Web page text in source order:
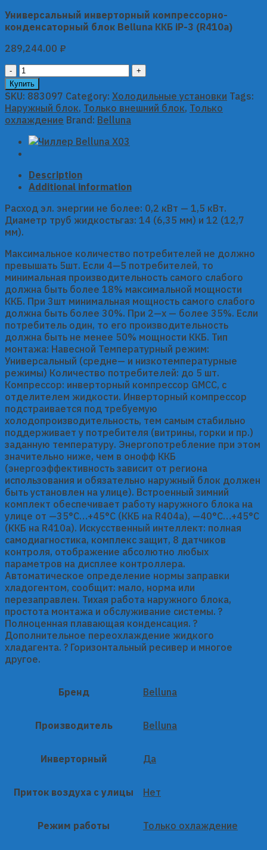
Универсальный инверторный компрессорно-
конденсаторный блок Belluna ККБ iP-3 (R410a)
289,244.00 ₽
Универсальный
инверторный
компрессорно-
конденсаторный
блок
Belluna
ККБ
iP-
(R410a)
quantity
Купить
SKU: 883097 Category: Холодильные установки Tags:
Наружный блок, Только внешний блок, Только
охлаждение Brand: Belluna
Description
Additional information
Расход эл. энергии не более: 0,2 кВт — 1,5 кВт.
Диаметр труб жидкостьгаз: 14 (6,35 мм) и 12 (12,7
мм).
Максимальное количество потребителей не должно
превышать 5шт. Если 4—5 потребителей, то
минимальная производительность самого слабого
должна быть более 18% максимальной мощности
ККБ. При 3шт минимальная мощность самого слабого
должна быть более 30%. При 2—х — более 35%. Если
потребитель один, то его производительность
должна быть не менее 50% мощности ККБ. Тип
монтажа: Навесной Температурный режим:
Универсальный (средне— и низкотемпературные
режимы) Количество потребителей: до 5 шт.
Компрессор: инверторный компрессор GMCC, с
отделителем жидкости. Инверторный компрессор
подстраивается под требуемую
холодопроизводительность, тем самым стабильно
поддерживает у потребителя (витрины, горки и пр.)
заданную температуру. Энергопотребление при этом
значительно ниже, чем в онофф ККБ
(энергоэффективность зависит от региона
использования и обязательно наружный блок должен
быть установлен на улице). Встроенный зимний
комплект обеспечивает работу наружного блока на
улице от —35°C…+45°C (ККБ на R404a), —40°C…+45°C
(ККБ на R410a). Искусственный интеллект: полная
самодиагностика, комплекс защит, 8 датчиков
контроля, отображение абсолютно любых
параметров на дисплее контроллера.
Автоматическое определение нормы заправки
хладогентом, сообщит: мало, норма или
перезаправлен. Тихая работа наружного блока,
простота монтажа и обслуживание системы. ?
Полноценная плавающая конденсация. ?
Дополнительное переохлаждение жидкого
хладагента. ? Горизонтальный ресивер и многое
другое.
Бренд Belluna
Производитель Belluna
Инверторный Да
Приток воздуха с улицы Нет
Режим работы Только охлаждение